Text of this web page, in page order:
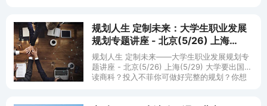
规划人生 定制未来：大学生职业发展
规划专题讲座 - 北京(5/26) 上海
(5/29)
规划人生 定制未来——大学生职业发展规划专
题讲座 - 北京(5/26) 上海(5/29) 大学要出国要
读商科？投入不菲你可做好完整的规划？你想